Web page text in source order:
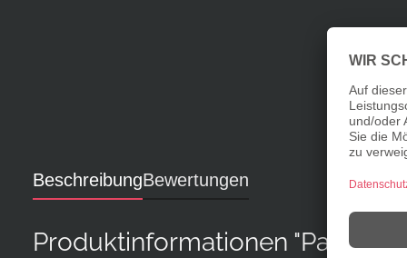
BeschreibungBewertungen
Produktinformationen "Paprika